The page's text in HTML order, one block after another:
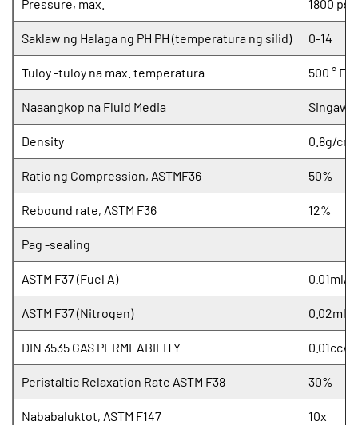
Pressure, max. 1800
Saklaw ng Halaga ng PH PH (temperatura ng silid) 0-14
Tuloy -tuloy na max. temperatura 500 ° F
Naaangkop na Fluid Media Singaw,
Density 0.8g/
Ratio ng Compression, ASTMF36 50%
Rebound rate, ASTM F36 12%
Pag -sealing
ASTM F37 (Fuel A) 0.01ml/
ASTM F37 (Nitrogen) 0.02ml/
DIN 3535 GAS PERMEABILITY 0.01cc/
Peristaltic Relaxation Rate ASTM F38 30%
Nababaluktot, ASTM F147 10x